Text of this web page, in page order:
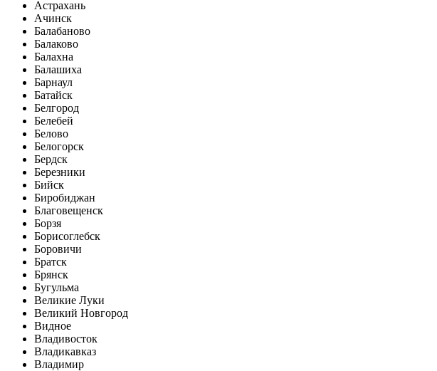
Астрахань
Ачинск
Балабаново
Балаково
Балахна
Балашиха
Барнаул
Батайск
Белгород
Белебей
Белово
Белогорск
Бердск
Березники
Бийск
Биробиджан
Благовещенск
Борзя
Борисоглебск
Боровичи
Братск
Брянск
Бугульма
Великие Луки
Великий Новгород
Видное
Владивосток
Владикавказ
Владимир